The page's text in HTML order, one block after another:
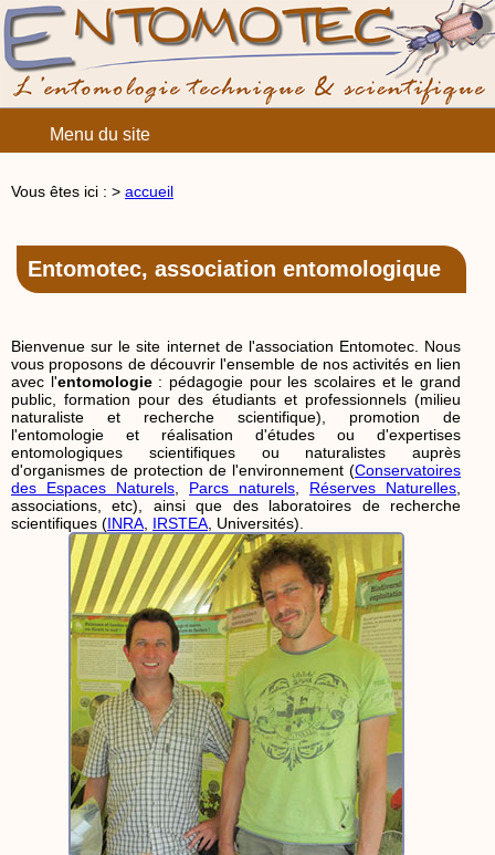
Menu du site
Vous êtes ici : > accueil
Entomotec, association entomologique
Bienvenue sur le site internet de l'association Entomotec. Nous
vous proposons de découvrir l'ensemble de nos activités en lien
avec l'entomologie: pédagogie pour les scolaires et le grand
public, formation pour des étudiants et professionnels (milieu
naturaliste et recherche scientifique), promotion de
l'entomologie et réalisation d'études ou d'expertises
entomologiques scientifiques ou naturalistes auprès
d'organismes de protection de l'environnement (Conservatoires
des Espaces Naturels
Parcs naturels Réserves Naturelles
associations, etc), ainsi que des laboratoires de recherche
scientifiques (INRA IRSTEA , Universités).